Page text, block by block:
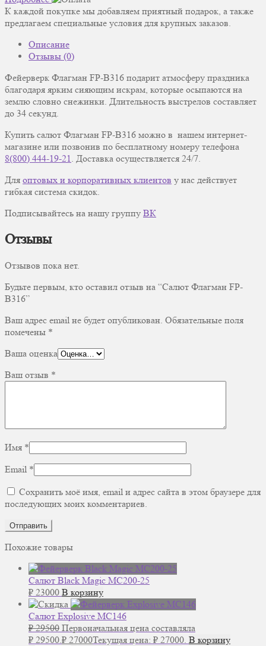
К каждой покупке мы добавляем приятный подарок, а также
предлагаем специальные условия для крупных заказов.
Описание
Отзывы (0)
Фейерверк Флагман FP-B316 подарит атмосферу праздника
благодаря ярким сияющим искрам, которые осыпаются на
землю словно снежинки. Длительность выстрелов составляет
до 34 секунд.
Купить салют Флагман FP-B316 можно в нашем интернет-
магазине или позвонив по бесплатному номеру телефона
8(800) 444-19-21. Доставка осуществляется 24/7.
Для оптовых и корпоративных клиентов у нас действует
гибкая система скидок.
Подписывайтесь на нашу группу ВК
Отзывы
Отзывов пока нет.
Будьте первым, кто оставил отзыв на “Салют Флагман FP-
B316”
Ваш адрес email не будет опубликован. Обязательные поля
помечены *
Ваша оценка
Ваш отзыв *
Имя *
Email *
Сохранить моё имя, email и адрес сайта в этом браузере для
последующих моих комментариев.
Похожие товары
Салют Black Magic MC200-25
₽ 23000 В корзину
Салют Explosive MC146
₽29500 Первоначальная цена составляла
₽ 29500. ₽ 27000Текущая цена: ₽ 27000. В корзину